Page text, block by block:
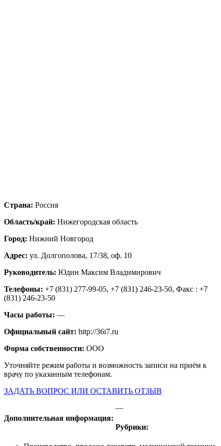
Страна: Россия
Область/край: Нижегородская область
Город: Нижний Новгород
Адрес: ул. Долгополова, 17/38, оф. 10
Руководитель: Юдин Максим Владимирович
Телефоны: +7 (831) 277-99-05, +7 (831) 246-23-50, Факс : +7
(831) 246-23-50
Часы работы: —
Официальный сайт: http://36i7.ru
Форма собственности: ООО
Уточняйте режим работы и возможность записи на приём к
врачу по указанным телефонам.
ЗАДАТЬ ВОПРОС ИЛИ ОСТАВИТЬ ОТЗЫВ
Дополнительная информация:
—
Рубрики: